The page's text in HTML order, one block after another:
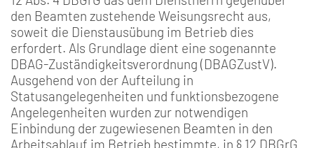
den Beamten zustehende Weisungsrecht aus,
soweit die Dienstausübung im Betrieb dies
erfordert. Als Grundlage dient eine sogenannte
DBAG-Zuständigkeitsverordnung (DBAGZustV).
Ausgehend von der Aufteilung in
Statusangelegenheiten und funktionsbezogene
Angelegenheiten wurden zur notwendigen
Einbindung der zugewiesenen Beamten in den
Arbeitsablauf im Betrieb bestimmte, in § 12 DBGrG